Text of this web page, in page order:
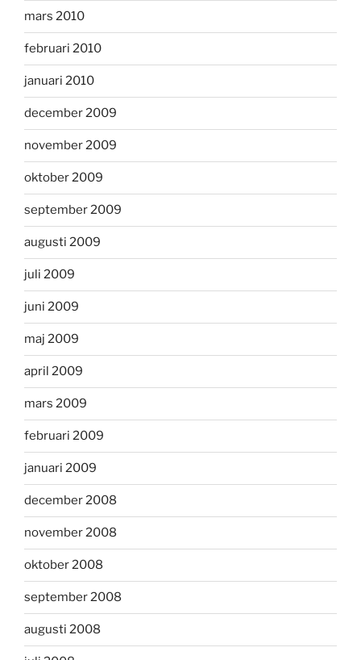
mars 2010
februari 2010
januari 2010
december 2009
november 2009
oktober 2009
september 2009
augusti 2009
juli 2009
juni 2009
maj 2009
april 2009
mars 2009
februari 2009
januari 2009
december 2008
november 2008
oktober 2008
september 2008
augusti 2008